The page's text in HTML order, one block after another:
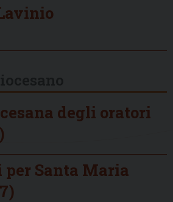
degli oratori
per Santa Maria